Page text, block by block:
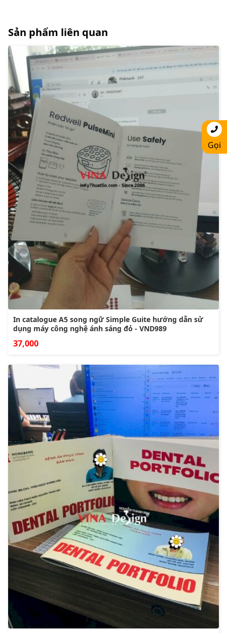
Sản phẩm liên quan
In catalogue A5 song ngữ Simple Guite hướng dẫn sử
dụng máy công nghệ ánh sáng đỏ - VND989
37,000
Gọi